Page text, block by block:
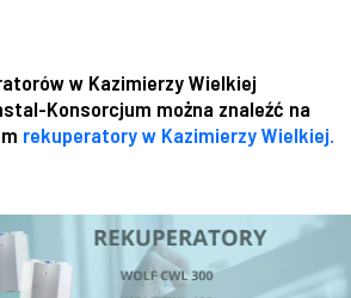
w Kazimierzy Wielkiej
Konsorcjum można znaleźć na
rekuperatory w Kazimierzy Wielkiej.